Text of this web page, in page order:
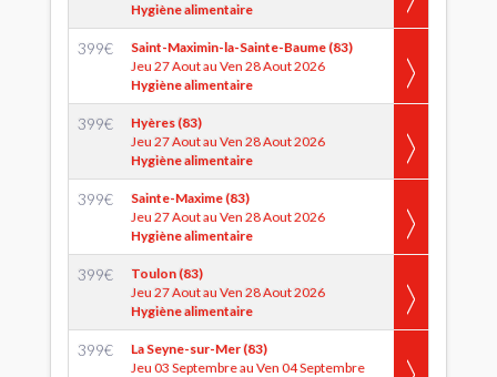
Hygiène alimentaire
399€
Saint-Maximin-la-Sainte-Baume (83)
Jeu 27 Aout au Ven 28 Aout 2026
Hygiène alimentaire
399€
Hyères (83)
Jeu 27 Aout au Ven 28 Aout 2026
Hygiène alimentaire
399€
Sainte-Maxime (83)
Jeu 27 Aout au Ven 28 Aout 2026
Hygiène alimentaire
399€
Toulon (83)
Jeu 27 Aout au Ven 28 Aout 2026
Hygiène alimentaire
399€
La Seyne-sur-Mer (83)
Jeu 03 Septembre au Ven 04 Septembre